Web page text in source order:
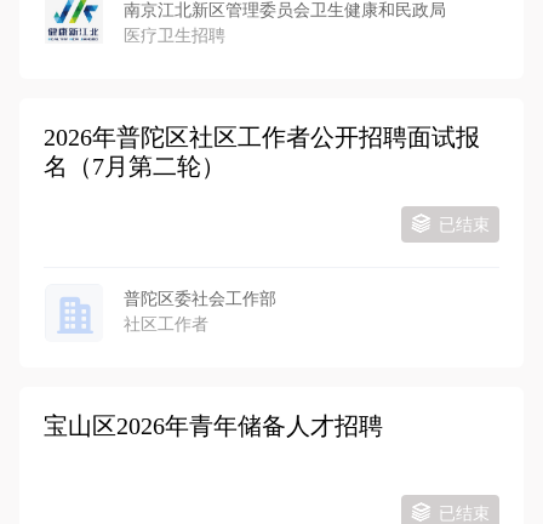
南京江北新区管理委员会卫生健康和民政局
医疗卫生招聘
2026年普陀区社区工作者公开招聘面试报
名（7月第二轮）
已结束
普陀区委社会工作部
社区工作者
宝山区2026年青年储备人才招聘
已结束